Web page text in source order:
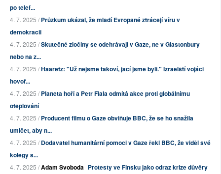
po telef...
4. 7. 2025 /Průzkum ukázal, že mladí Evropané ztrácejí víru v
demokracii
4. 7. 2025 /Skutečné zločiny se odehrávají v Gaze, ne v Glastonbury
nebo na z...
4. 7. 2025 /Haaretz: "Už nejsme takoví, jací jsme byli." Izraelští vojáci
hovoř...
4. 7. 2025 /Planeta hoří a Petr Fiala odmítá akce proti globálnímu
oteplování
4. 7. 2025 /Producent filmu o Gaze obviňuje BBC, že se ho snažila
umlčet, aby n...
4. 7. 2025 /Dodavatel humanitární pomoci v Gaze řekl BBC, že viděl své
kolegy s...
4. 7. 2025 /Adam Svoboda Protesty ve Finsku jako odraz krize důvěry